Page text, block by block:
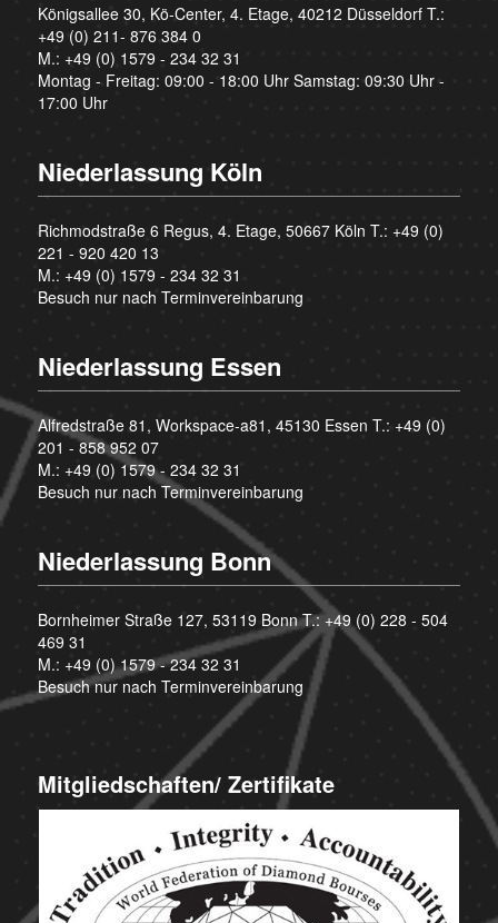
Königsallee 30, Kö-Center, 4. Etage, 40212 Düsseldorf T.:
+49 (0) 211- 876 384 0
M.: +49 (0) 1579 - 234 32 31
Montag - Freitag: 09:00 - 18:00 Uhr Samstag: 09:30 Uhr -
17:00 Uhr
Niederlassung Köln
Richmodstraße 6 Regus, 4. Etage, 50667 Köln T.: +49 (0)
221 - 920 420 13
M.: +49 (0) 1579 - 234 32 31
Besuch nur nach Terminvereinbarung
Niederlassung Essen
Alfredstraße 81, Workspace-a81, 45130 Essen T.: +49 (0)
201 - 858 952 07
M.: +49 (0) 1579 - 234 32 31
Besuch nur nach Terminvereinbarung
Niederlassung Bonn
Bornheimer Straße 127, 53119 Bonn T.:+49 (0) 228 - 504
469 31
M.: +49 (0) 1579 - 234 32 31
Besuch nur nach Terminvereinbarung
Mitgliedschaften/ Zertifikate